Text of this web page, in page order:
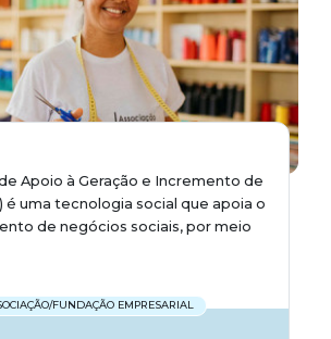
Apoio à Geração e Incremento de
é uma tecnologia social que apoia o
de negócios sociais, por meio
FUNDAÇÃO EMPRESARIAL